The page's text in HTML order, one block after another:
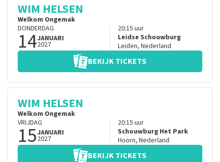
WIM HELSEN
Welkom Ongemak
DONDERDAG
14JANUARI
2027
20:15 uur
Leidse Schouwburg
Leiden, Nederland
BEKIJK TICKETS
WIM HELSEN
Welkom Ongemak
VRIJDAG
15JANUARI
2027
20:15 uur
Schouwburg Het Park
Hoorn, Nederland
BEKIJK TICKETS